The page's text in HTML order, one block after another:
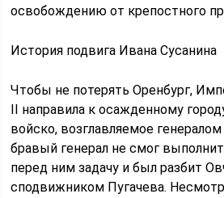
освобождению от крепостного
История подвига Ивана Сусанина
Чтобы не потерять Оренбург,
II направила к осажденному
войско, возглавляемое
бравый генерал не смог
перед ним задачу и был разбит
сподвижником Пугачева.